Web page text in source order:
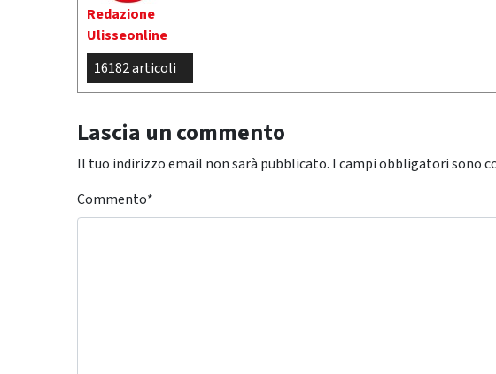
Redazione
Ulisseonline
16182 articoli
Lascia un commento
Il tuo indirizzo email non sarà pubblicato. I campi obbligatori sono
Commento*